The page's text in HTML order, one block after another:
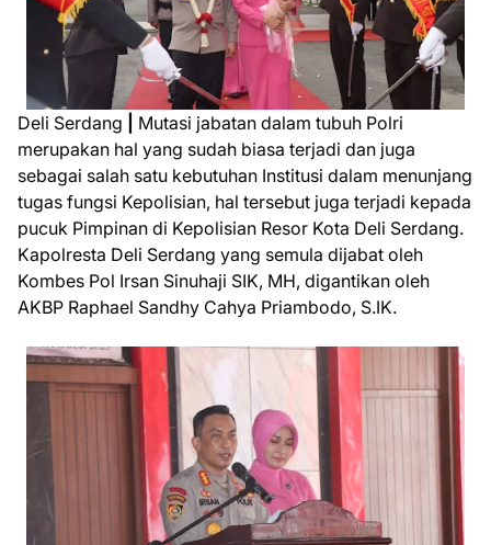
Deli Serdang
Mutasi jabatan dalam tubuh Polri
merupakan hal yang sudah biasa terjadi dan juga
sebagai salah satu kebutuhan Institusi dalam menunjang
tugas fungsi Kepolisian, hal tersebut juga terjadi kepada
pucuk Pimpinan di Kepolisian Resor Kota Deli Serdang.
Kapolresta Deli Serdang yang semula dijabat oleh
Kombes Pol Irsan Sinuhaji SIK, MH, digantikan oleh
AKBP Raphael Sandhy Cahya Priambodo, S.IK.